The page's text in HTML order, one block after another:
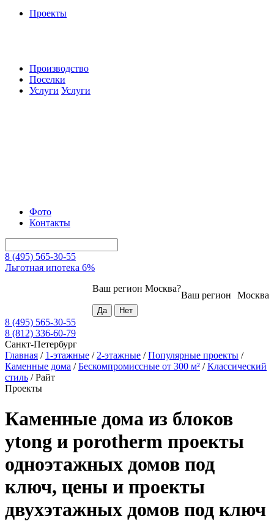
Проекты
Производство
Поселки
Услуги Услуги
Фото
Контакты
8 (495) 565-30-55
Льготная ипотека 6%
Москва
Ваш регион
Ваш регион Москва?
8 (495) 565-30-55
8 (812) 336-60-79
Санкт-Петербург
Главная / 1-этажные / 2-этажные /Популярные проекты /
Каменные дома /Бескомпромиссные от 300 м² /Классический
стиль /Райт
Проекты
Каменные дома из блоков
ytong и porotherm проекты
одноэтажных домов под
ключ, цены и проекты
двухэтажных домов под ключ